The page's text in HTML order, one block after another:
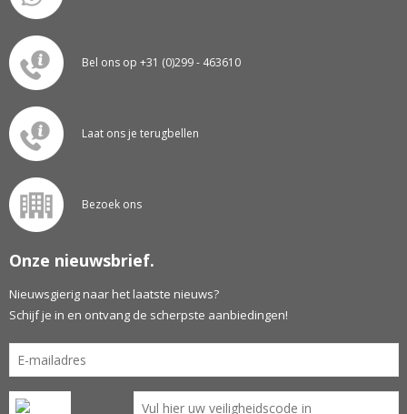
Bel ons op +31 (0)299 - 463610
Laat ons je terugbellen
Bezoek ons
Onze nieuwsbrief.
Nieuwsgierig naar het laatste nieuws?
Schijf je in en ontvang de scherpste aanbiedingen!